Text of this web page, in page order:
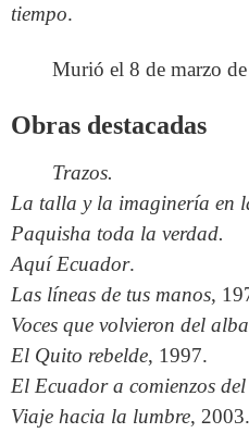
tiempo.
Murió el 8 de marzo
Obras destacadas
Trazos.
La talla y la imaginería en
Paquisha toda la verdad.
Aquí Ecuador.
Las líneas de tus manos,
Voces que volvieron del alba
El Quito rebelde, 1997.
El Ecuador a comienzos
Viaje hacia la lumbre, 2003.